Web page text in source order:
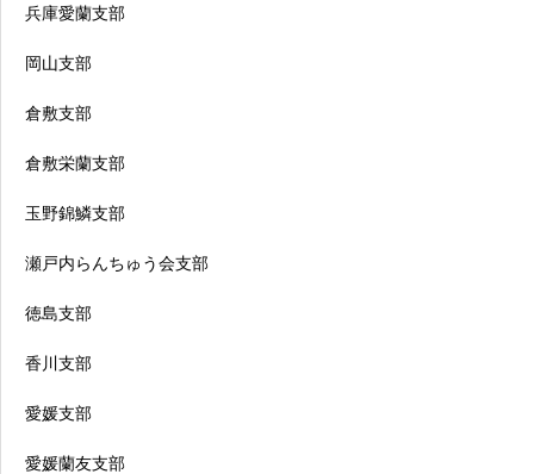
兵庫愛蘭支部
岡山支部
倉敷支部
倉敷栄蘭支部
玉野錦鱗支部
瀬戸内らんちゅう会支部
徳島支部
香川支部
愛媛支部
愛媛蘭友支部